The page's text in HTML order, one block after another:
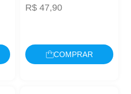
R$ 47,90
COMPRAR